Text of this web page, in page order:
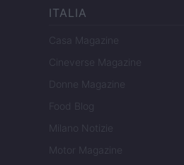
ITALIA
Casa Magazine
Cineverse Magazine
Donne Magazine
Food Blog
Milano Notizie
Motor Magazine